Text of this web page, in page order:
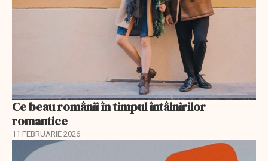
Ce beau românii în timpul întâlnirilor
romantice
11 FEBRUARIE 2026